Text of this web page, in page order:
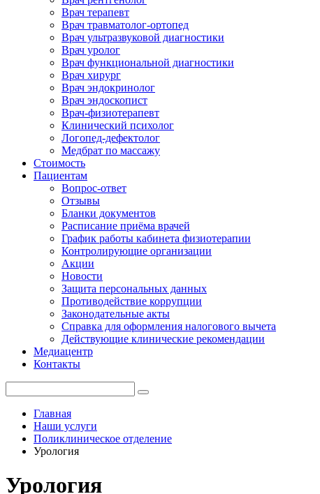
Врач терапевт
Врач травматолог-ортопед
Врач ультразвуковой диагностики
Врач уролог
Врач функциональной диагностики
Врач хирург
Врач эндокринолог
Врач эндоскопист
Врач-физиотерапевт
Клинический психолог
Логопед-дефектолог
Медбрат по массажу
Стоимость
Пациентам
Вопрос-ответ
Отзывы
Бланки документов
Расписание приёма врачей
График работы кабинета физиотерапии
Контролирующие организации
Акции
Новости
Защита персональных данных
Противодействие коррупции
Законодательные акты
Справка для оформления налогового вычета
Действующие клинические рекомендации
Медиацентр
Контакты
Главная
Наши услуги
Поликлиническое отделение
Урология
Урология